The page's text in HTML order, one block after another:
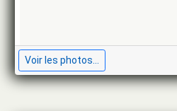
Voir les photos...